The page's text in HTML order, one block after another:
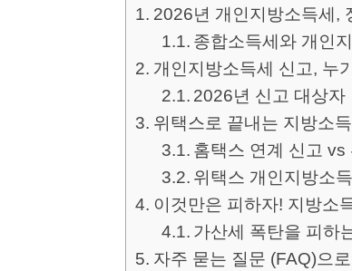
2026년 개인지방소득세,
종합소득세와 개인
개인지방소득세 신고, 누
2026년 신고 대상자
위택스로 끝내는 지방소
홈택스 연계 신고 vs
위택스 개인지방소
이것만은 피하자! 지방소
가산세 폭탄을 피하
자주 묻는 질문 (FAQ)으